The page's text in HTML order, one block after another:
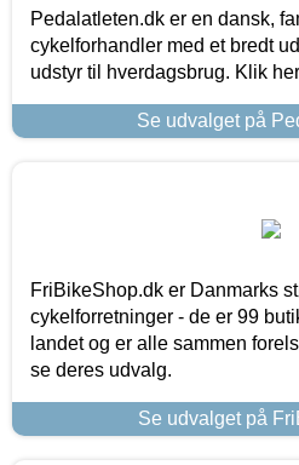
Pedalatleten.dk er en dansk,
cykelforhandler med et bredt
udstyr til hverdagsbrug. Klik
Se udvalget på
FriBikeShop.dk er Danmarks
cykelforretninger - de er 99
landet og er alle sammen
se deres udvalg.
Se udvalget på